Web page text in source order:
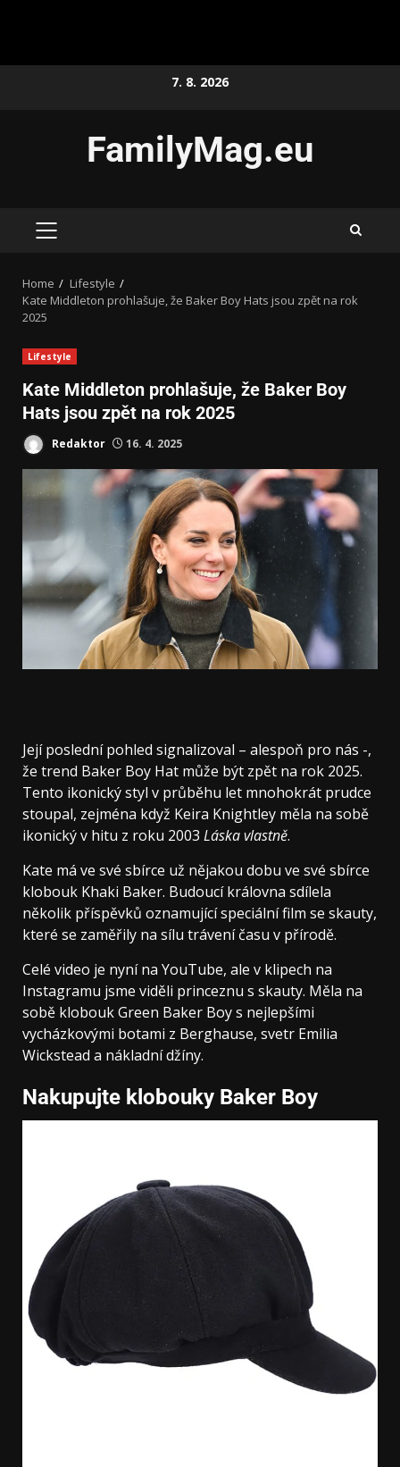
7. 8. 2026
FamilyMag.eu
Home
Lifestyle
Kate Middleton prohlašuje, že Baker Boy Hats jsou zpět na rok
2025
Lifestyle
Kate Middleton prohlašuje, že Baker Boy
Hats jsou zpět na rok 2025
Redaktor 16. 4. 2025
Její poslední pohled signalizoval – alespoň pro nás -,
že trend Baker Boy Hat může být zpět na rok 2025.
Tento ikonický styl v průběhu let mnohokrát prudce
stoupal, zejména když Keira Knightley měla na sobě
ikonický v hitu z roku 2003 Láska vlastně.
Kate má ve své sbírce už nějakou dobu ve své sbírce
klobouk Khaki Baker. Budoucí královna sdílela
několik příspěvků oznamující speciální film se skauty,
které se zaměřily na sílu trávení času v přírodě.
Celé video je nyní na YouTube, ale v klipech na
Instagramu jsme viděli princeznu s skauty. Měla na
sobě klobouk Green Baker Boy s nejlepšími
vycházkovými botami z Berghause, svetr Emilia
Wickstead a nákladní džíny.
Nakupujte klobouky Baker Boy